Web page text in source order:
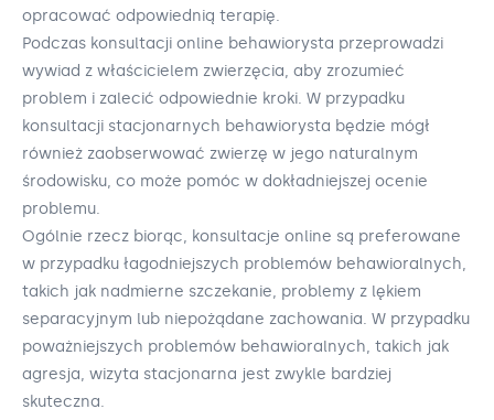
opracować odpowiednią terapię.
Podczas konsultacji online behawiorysta przeprowadzi
wywiad z właścicielem zwierzęcia, aby zrozumieć
problem i zalecić odpowiednie kroki. W przypadku
konsultacji stacjonarnych behawiorysta będzie mógł
również zaobserwować zwierzę w jego naturalnym
środowisku, co może pomóc w dokładniejszej ocenie
problemu.
Ogólnie rzecz biorąc, konsultacje online są preferowane
w przypadku łagodniejszych problemów behawioralnych,
takich jak nadmierne szczekanie, problemy z lękiem
separacyjnym lub niepożądane zachowania. W przypadku
poważniejszych problemów behawioralnych, takich jak
agresja, wizyta stacjonarna jest zwykle bardziej
skuteczna.